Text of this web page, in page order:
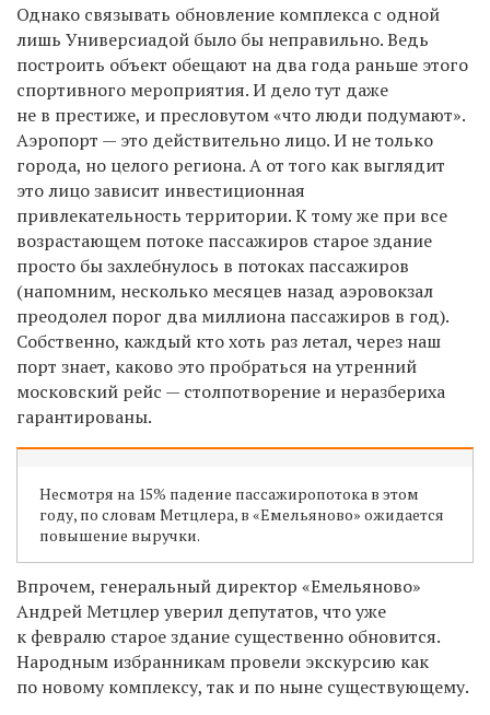
Однако связывать обновление комплекса с одной
лишь Универсиадой было бы неправильно. Ведь
построить объект обещают на два года раньше этого
спортивного мероприятия. И дело тут даже
не в престиже, и пресловутом «что люди подумают».
Аэропорт — это действительно лицо. И не только
города, но целого региона. А от того как выглядит
это лицо зависит инвестиционная
привлекательность территории. К тому же при все
возрастающем потоке пассажиров старое здание
просто бы захлебнулось в потоках пассажиров
(напомним, несколько месяцев назад аэровокзал
преодолел порог два миллиона пассажиров в год).
Собственно, каждый кто хоть раз летал, через наш
порт знает, каково это пробраться на утренний
московский рейс — столпотворение и неразбериха
гарантированы.
Несмотря на 15% падение пассажиропотока в этом
году, по словам Метцлера, в «Емельяново» ожидается
повышение выручки.
Впрочем, генеральный директор «Емельяново»
Андрей Метцлер уверил депутатов, что уже
к февралю старое здание существенно обновится.
Народным избранникам провели экскурсию как
по новому комплексу, так и по ныне существующему.